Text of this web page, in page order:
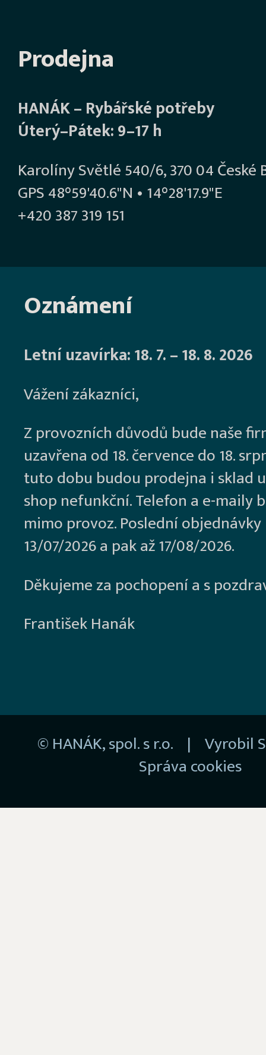
Prodejna
HANÁK – Rybářské potřeby
Úterý–Pátek: 9–17 h
Karolíny Světlé 540/6, 370 04 České
GPS 48°59'40.6"N • 14°28'17.9"E
+420 387 319 151
Oznámení
Letní uzavírka: 18. 7. – 18. 8. 2026
Vážení zákazníci,
Z provozních důvodů bude naše
uzavřena od 18. července do 18.
tuto dobu budou prodejna i sklad
shop nefunkční. Telefon a e-maily
mimo provoz. Poslední
13/07/2026 a pak až 17/08/2026.
Děkujeme za pochopení a s
František Hanák
© HANÁK, spol. s r.o. | Vyrobil
Správa cookies